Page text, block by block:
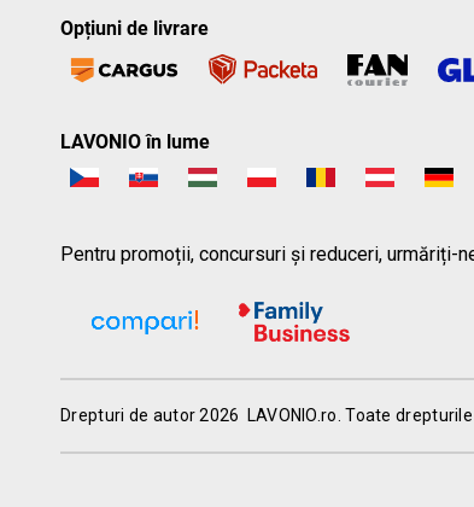
Opțiuni de livrare
LAVONIO în lume
Pentru promoții, concursuri și reduceri, urmăriți-
Drepturi de autor 2026 LAVONIO.ro . Toate